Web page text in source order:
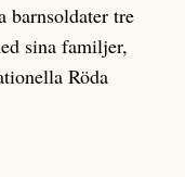
barnsoldater tre
sina familjer,
Röda